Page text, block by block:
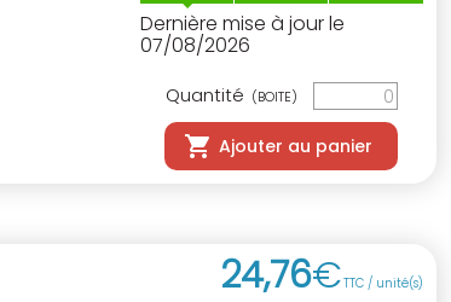
Dernière mise à jour le
07/08/2026
Quantité (BOITE)
Ajouter au panier
24,76€TTC / unité(s)